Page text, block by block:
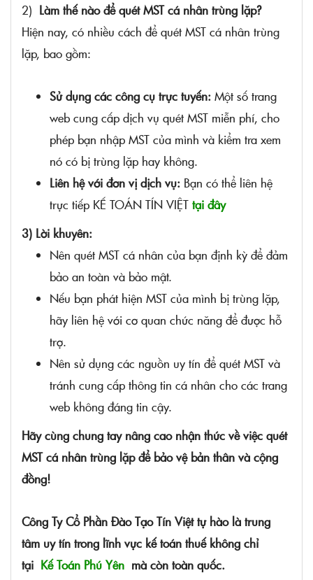
2) Làm thế nào để quét MST cá nhân trùng lặp?
Hiện nay, có nhiều cách để quét MST cá nhân trùng
lặp, bao gồm:
Sử dụng các công cụ trực tuyến: Một số trang
web cung cấp dịch vụ quét MST miễn phí, cho
phép bạn nhập MST của mình và kiểm tra xem
nó có bị trùng lặp hay không.
Liên hệ với đơn vị dịch vụ: Bạn có thể liên hệ
trực tiếp KẾ TOÁN TÍN VIỆT tại đây
3) Lời khuyên:
Nên quét MST cá nhân của bạn định kỳ để đảm
bảo an toàn và bảo mật.
Nếu bạn phát hiện MST của mình bị trùng lặp,
hãy liên hệ với cơ quan chức năng để được hỗ
trợ.
Nên sử dụng các nguồn uy tín để quét MST và
tránh cung cấp thông tin cá nhân cho các trang
web không đáng tin cậy.
Hãy cùng chung tay nâng cao nhận thức về việc quét
MST cá nhân trùng lặp để bảo vệ bản thân và cộng
đồng!
Công Ty Cổ Phần Đào Tạo Tín Việt tự hào là trung
tâm uy tín trong lĩnh vực kế toán thuế không chỉ
tại Kế Toán Phú Yên mà còn toàn quốc.